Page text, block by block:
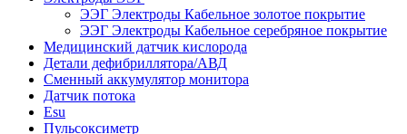
ЭЭГ Электроды Кабельное золотое покрытие
ЭЭГ Электроды Кабельное серебряное покрытие
Медицинский датчик кислорода
Детали дефибриллятора/АВД
Сменный аккумулятор монитора
Датчик потока
Esu
Пульсоксиметр